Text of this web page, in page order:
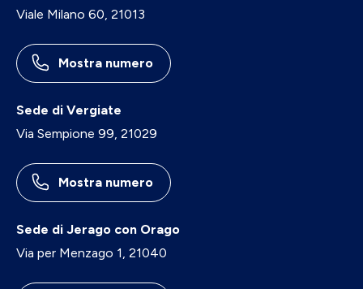
Viale Milano 60, 21013
Mostra numero
Sede di Vergiate
Via Sempione 99, 21029
Mostra numero
Sede di Jerago con Orago
Via per Menzago 1, 21040